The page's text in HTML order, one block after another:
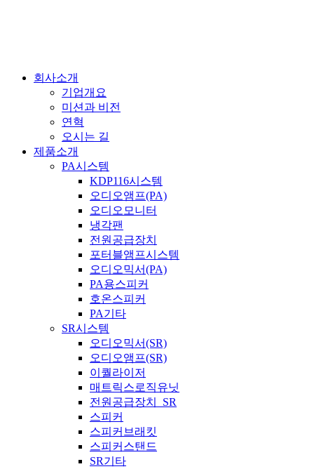
회사소개
기업개요
미션과 비전
연혁
오시는 길
제품소개
PA시스템
KDP116시스템
오디오앰프(PA)
오디오모니터
냉각팬
전원공급장치
포터블앰프시스템
오디오믹서(PA)
PA용스피커
호온스피커
PA기타
SR시스템
오디오믹서(SR)
오디오앰프(SR)
이퀄라이저
매트릭스로직유닛
전원공급장치_SR
스피커
스피커브래킷
스피커스탠드
SR기타